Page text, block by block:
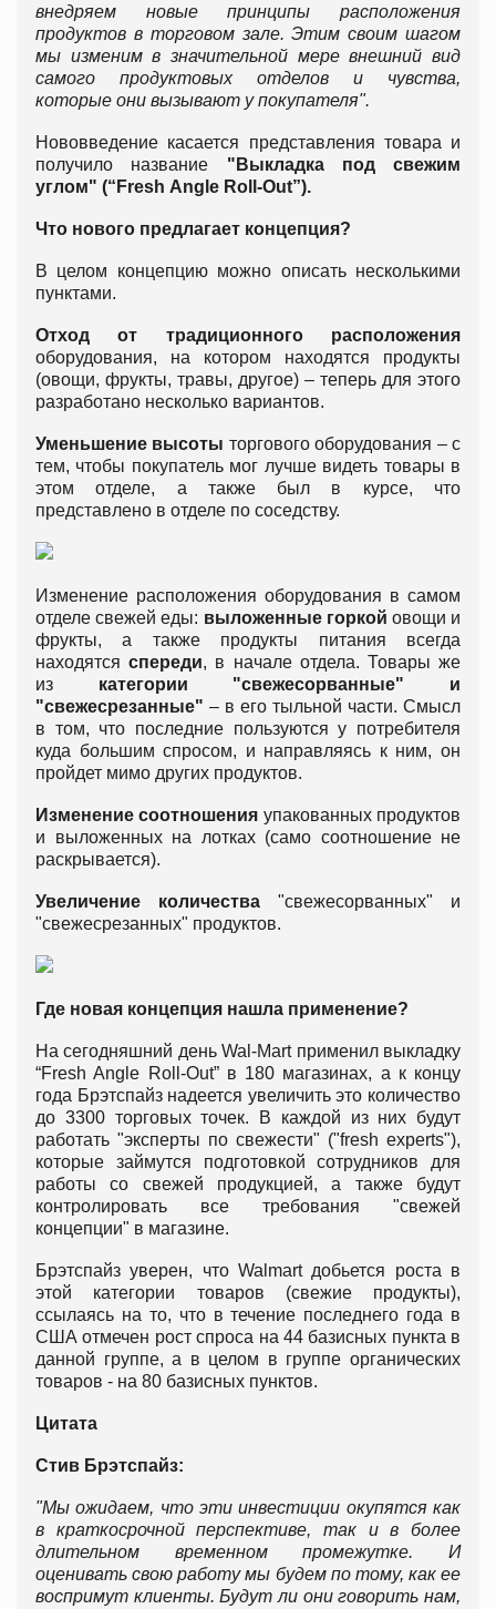
внедряем новые принципы расположения
продуктов в торговом зале. Этим своим шагом
мы изменим в значительной мере внешний вид
самого продуктовых отделов и чувства,
которые они вызывают у покупателя".
Нововведение касается представления товара и
получило название "Выкладка под свежим
углом" (“ Fresh Angle Roll -Out”).
Что нового предлагает концепция?
В целом концепцию можно описать несколькими
пунктами.
Отход от традиционного расположения
оборудования, на котором находятся продукты
(овощи, фрукты, травы, другое) – теперь для этого
разработано несколько вариантов.
Уменьшение высоты торгового оборудования – с
тем, чтобы покупатель мог лучше видеть товары в
этом отделе, а также был в курсе, что
представлено в отделе по соседству.
Изменение расположения оборудования в самом
отделе свежей еды: выложенные горкой овощи и
фрукты, а также продукты питания всегда
находятсяспереди, в начале отдела. Товары же
из категории "свежесорванные" и
"свежесрезанные" – в его тыльной части. Смысл
в том, что последние пользуются у потребителя
куда большим спросом, и направляясь к ним, он
пройдет мимо других продуктов.
Изменение соотношения упакованных продуктов
и выложенных на лотках (само соотношение не
раскрывается).
Увеличение количества "свежесорванных" и
"свежесрезанных" продуктов.
Где новая концепция нашла применение?
На сегодняшний день Wal-Mart применил выкладку
“Fresh Angle Roll-Out” в 180 магазинах, а к концу
года Брэтспайз надеется увеличить это количество
до 3300 торговых точек. В каждой из них будут
работать "эксперты по свежести" ("fresh experts"),
которые займутся подготовкой сотрудников для
работы со свежей продукцией, а также будут
контролировать все требования "свежей
концепции" в магазине.
Брэтспайз уверен, что Walmart добьется роста в
этой категории товаров (свежие продукты),
ссылаясь на то, что в течение последнего года в
США отмечен рост спроса на 44 базисных пункта в
данной группе, а в целом в группе органических
товаров - на 80 базисных пунктов.
Цитата
Стив Брэтспайз:
"Мы ожидаем, что эти инвестиции окупятся как
в краткосрочной перспективе, так и в более
длительном временном промежутке. И
оценивать свою работу мы будем по тому, как ее
воспримут клиенты. Будут ли они говорить нам,